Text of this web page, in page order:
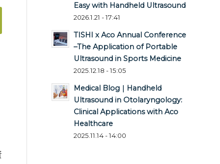
Easy with Handheld Ultrasound
2026.1.21 - 17:41
TISHI x Aco Annual Conference
–The Application of Portable
Ultrasound in Sports Medicine
2025.12.18 - 15:05
Medical Blog｜Handheld
Ultrasound in Otolaryngology:
Clinical Applications with Aco
Healthcare
2025.11.14 - 14:00